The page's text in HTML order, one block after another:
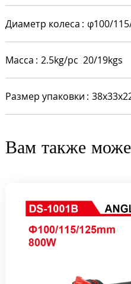
Диаметр колеса φ100/
Масса 2.5kg/pc 20/19kgs
Размер упаковки
Вам также